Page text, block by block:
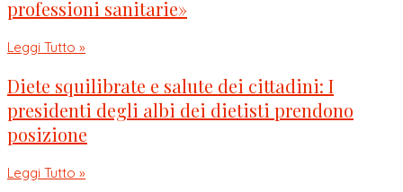
professioni sanitarie»
Leggi Tutto »
Diete squilibrate e salute dei cittadini: I
presidenti degli albi dei dietisti prendono
posizione
Leggi Tutto »